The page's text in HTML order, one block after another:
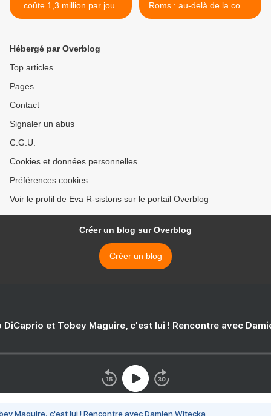
coûte 1,3 million par jour
aux contribuables français
Roms : au-delà de la com',
Sarkozy ne fait rien >
Hébergé par Overblog
Top articles
Pages
Contact
Signaler un abus
C.G.U.
Cookies et données personnelles
Préférences cookies
Voir le profil de Eva R-sistons sur le portail Overblog
Créer un blog sur Overblog
Créer un blog
DiCaprio et Tobey Maguire, c'est lui ! Rencontre avec
Maguire, c'est lui ! Rencontre avec Damien Witecka